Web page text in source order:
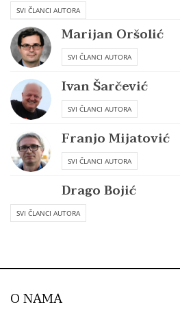
SVI ČLANCI AUTORA
Marijan Oršolić
SVI ČLANCI AUTORA
Ivan Šarčević
SVI ČLANCI AUTORA
Franjo Mijatović
SVI ČLANCI AUTORA
Drago Bojić
SVI ČLANCI AUTORA
O NAMA